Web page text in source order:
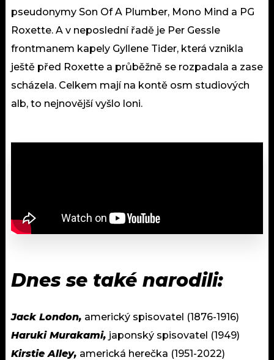
pseudonymy Son Of A Plumber, Mono Mind a PG
Roxette. A v neposlední řadě je Per Gessle
frontmanem kapely Gyllene Tider, která vznikla
ještě před Roxette a průběžně se rozpadala a zase
scházela. Celkem mají na kontě osm studiových
alb, to nejnovější vyšlo loni.
Dnes se také narodili:
Jack London, americký spisovatel (1876-1916)
Haruki Murakami, japonský spisovatel (1949)
Kirstie Alley, americká herečka (1951-2022)